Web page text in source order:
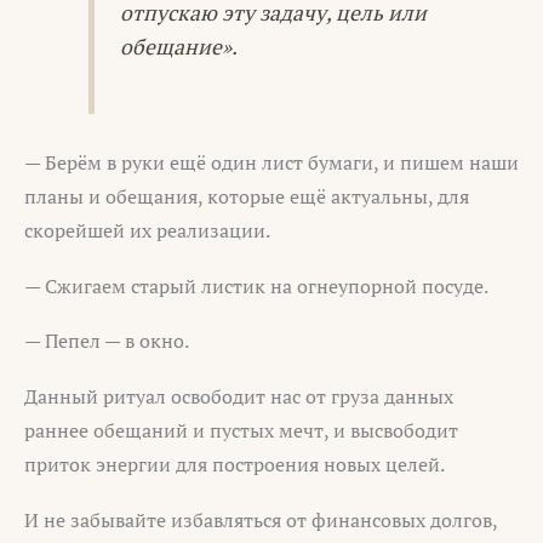
отпускаю эту задачу, цель или
обещание».
— Берём в руки ещё один лист бумаги, и пишем наши
планы и обещания, которые ещё актуальны, для
скорейшей их реализации.
— Сжигаем старый листик на огнеупорной посуде.
— Пепел — в окно.
Данный ритуал освободит нас от груза данных
раннее обещаний и пустых мечт, и высвободит
приток энергии для построения новых целей.
И не забывайте избавляться от финансовых долгов,